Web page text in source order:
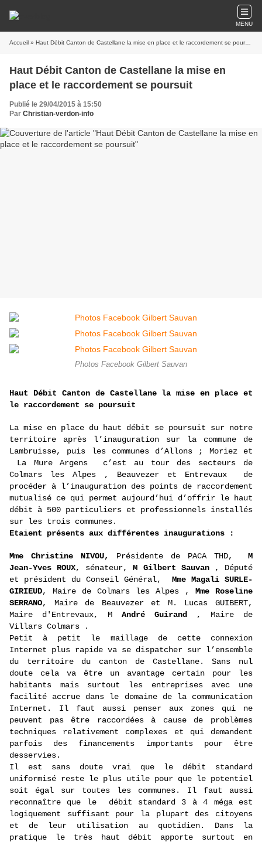
MENU
Accueil » Haut Débit Canton de Castellane la mise en place et le raccordement se poursuit
Haut Débit Canton de Castellane la mise en
place et le raccordement se poursuit
Publié le 29/04/2015 à 15:50
Par Christian-verdon-info
Photos Facebook Gilbert Sauvan
Haut Débit Canton de Castellane la mise en place et
le raccordement se poursuit
La mise en place du haut débit se poursuit sur notre
territoire après l’inauguration sur la commune de
Lambruisse, puis les communes d’Allons ; Moriez et
La Mure Argens c’est au tour des secteurs de
Colmars les Alpes , Beauvezer et Entrevaux de
procéder à l’inauguration des points de raccordement
mutualisé ce qui permet aujourd’hui d’offrir le haut
débit à 500 particuliers et professionnels installés
sur les trois communes.
Etaient présents aux différentes inaugurations :
Mme Christine NIVOU, Présidente de PACA THD,
M
Jean-Yves ROUX, sénateur,M Gilbert Sauvan
, Député
et président du Conseil Général, Mme Magali SURLE-
GIRIEUD, Maire de Colmars les Alpes ,
Mme Roseline
SERRANO, Maire de Beauvezer et M. Lucas GUIBERT,
Maire d'Entrevaux, M André Guirand
, Maire de
Villars Colmars .
Petit à petit le maillage de cette connexion
Internet plus rapide va se dispatcher sur l’ensemble
du territoire du canton de Castellane. Sans nul
doute cela va être un avantage certain pour les
habitants mais surtout les entreprises avec une
facilité accrue dans le domaine de la communication
Internet. Il faut aussi penser aux zones qui ne
peuvent pas être raccordées à cause de problèmes
techniques relativement complexes et qui demandent
parfois des financements importants pour être
desservies.
Il est sans doute vrai que le débit standard
uniformisé reste le plus utile pour que le potentiel
soit égal sur toutes les communes. Il faut aussi
reconnaître que le débit standard 3 à 4 méga est
logiquement suffisant pour la plupart des citoyens
et de leur utilisation au quotidien. Dans la
pratique le très haut débit apporte surtout en